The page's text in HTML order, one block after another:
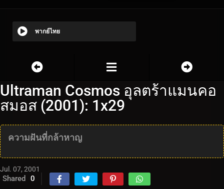
พากย์ไทย
Ultraman Cosmos อุลตร้าแมนคอ
สมอส (2001): 1x29
ความฝันที่กล้าหาญ
Jul. 07, 2001
Shared 0